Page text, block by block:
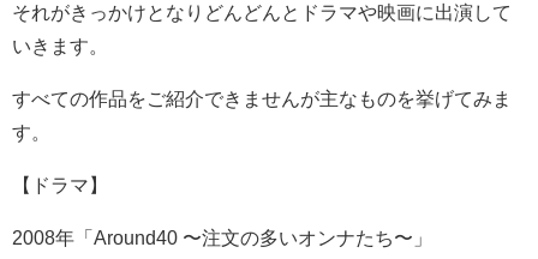
それがきっかけとなりどんどんとドラマや映画に出演して
いきます。
すべての作品をご紹介できませんが主なものを挙げてみま
す。
【ドラマ】
2008年「Around40 〜注文の多いオンナたち〜」